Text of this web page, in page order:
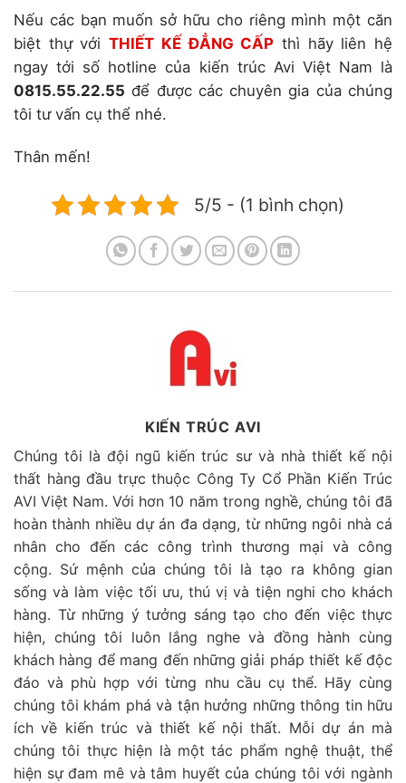
Nếu các bạn muốn sở hữu cho riêng mình một căn
biệt thự vớiTHIẾT KẾ ĐẲNG CẤP thì hãy liên hệ
ngay tới số hotline của kiến trúc Avi Việt Nam là
0815.55.22.55 để được các chuyên gia của chúng
tôi tư vấn cụ thể nhé.
Thân mến!
5/5 - (1 bình chọn)
KIẾN TRÚC AVI
Chúng tôi là đội ngũ kiến trúc sư và nhà thiết kế nội
thất hàng đầu trực thuộc Công Ty Cổ Phần Kiến Trúc
AVI Việt Nam. Với hơn 10 năm trong nghề, chúng tôi đã
hoàn thành nhiều dự án đa dạng, từ những ngôi nhà cá
nhân cho đến các công trình thương mại và công
cộng. Sứ mệnh của chúng tôi là tạo ra không gian
sống và làm việc tối ưu, thú vị và tiện nghi cho khách
hàng. Từ những ý tưởng sáng tạo cho đến việc thực
hiện, chúng tôi luôn lắng nghe và đồng hành cùng
khách hàng để mang đến những giải pháp thiết kế độc
đáo và phù hợp với từng nhu cầu cụ thể. Hãy cùng
chúng tôi khám phá và tận hưởng những thông tin hữu
ích về kiến trúc và thiết kế nội thất. Mỗi dự án mà
chúng tôi thực hiện là một tác phẩm nghệ thuật, thể
hiện sự đam mê và tâm huyết của chúng tôi với ngành